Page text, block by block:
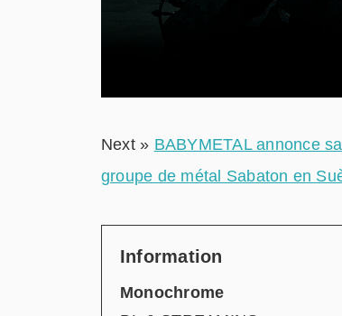
Next » BABYMETAL annonce
groupe de métal Sabaton en
Information
Monochrome